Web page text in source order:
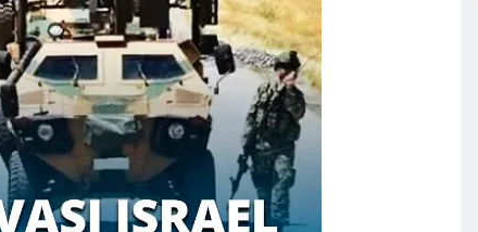
Lewat Wajah (kang Diki) : Isyarat Petunjuk Melalui Jalan
Kebangkitan Islam Dimulai dari Arah Timur